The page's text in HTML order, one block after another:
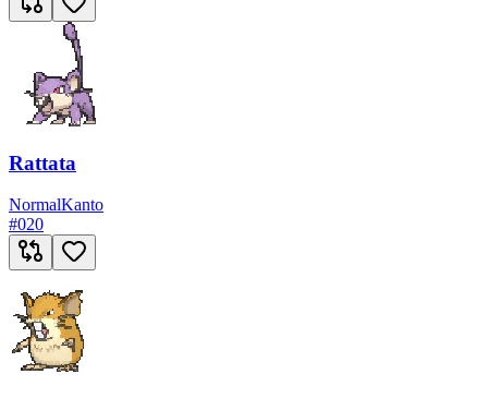
Rattata
NormalKanto
#020